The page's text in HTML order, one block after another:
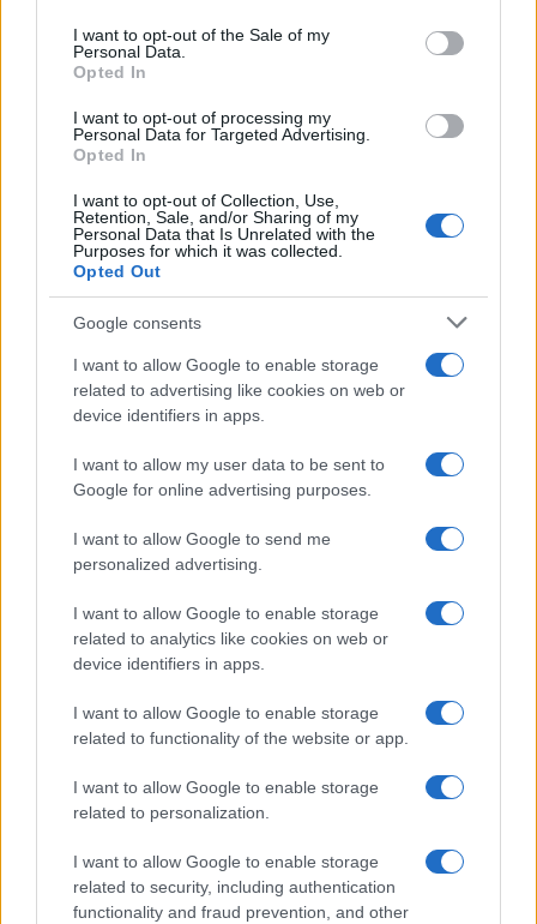
I want to opt-out of the Sale of my
Personal Data.
Opted In
I want to opt-out of processing my
Personal Data for Targeted Advertising.
Opted In
I want to opt-out of Collection, Use,
Retention, Sale, and/or Sharing of my
Personal Data that Is Unrelated with the
Purposes for which it was collected.
Opted Out
Google consents
I want to allow Google to enable storage
related to advertising like cookies on web or
device identifiers in apps.
I want to allow my user data to be sent to
Google for online advertising purposes.
I want to allow Google to send me
personalized advertising.
I want to allow Google to enable storage
related to analytics like cookies on web or
device identifiers in apps.
I want to allow Google to enable storage
related to functionality of the website or app.
I want to allow Google to enable storage
related to personalization.
I want to allow Google to enable storage
related to security, including authentication
functionality and fraud prevention, and other
u vodu.
delegati sa akreditacijama oko vrata i namirisani
aparatčici. Odlučiće oni mangupi na terenu koji
da pobijede i Telja i pritisak i istoriju.
FIFA je, računajuči i ono brisanje crvenog kartona
Amerikancu, povukla svoj najkontroverzniji potez
na šampionatu. Sumnja je bačena, a nama ostaje da
uzmemo kokice u ruke i uživamo u spektaklu. Jer,
na njihovu žalost, fudbal na kraju preživi njihove
manipulacije.
#Svjetsko prvenstvo 2026
#fudbalska reprezentacija francuske